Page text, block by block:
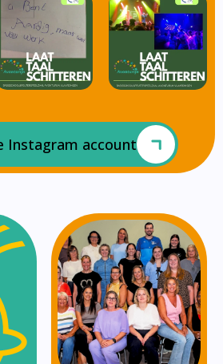
Instagram account